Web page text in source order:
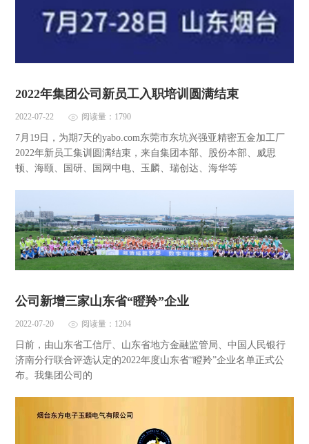
2022年集团公司新员工入职培训圆满结束
2022-07-22 阅读量：1790
7月19日，为期7天的yabo.com东莞市东坑兴强亚精密五金加工厂
2022年新员工集训圆满结束，来自集团本部、股份本部、威思
顿、海颐、国研、国网中电、玉麟、瑞创达、海华等
公司新增三家山东省“瞪羚”企业
2022-07-20 阅读量：1204
日前，由山东省工信厅、山东省地方金融监管局、中国人民银行
济南分行联合评选认定的2022年度山东省“瞪羚”企业名单正式公
布。我集团公司的